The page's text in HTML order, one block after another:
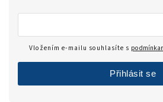
Vložením e-mailu souhlasíte s
Přihlásit se